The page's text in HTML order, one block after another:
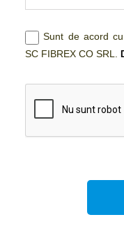
Sunt de acord
SC FIBREX CO SRL.